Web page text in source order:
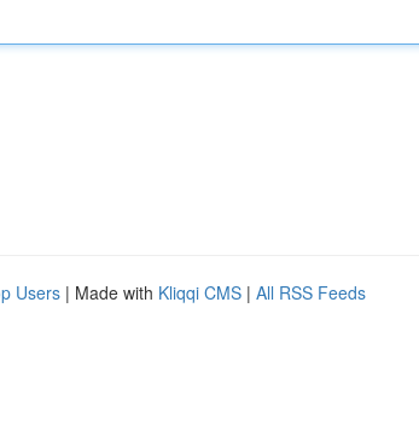
Users | Made with Kliqqi CMS | All RSS Feeds